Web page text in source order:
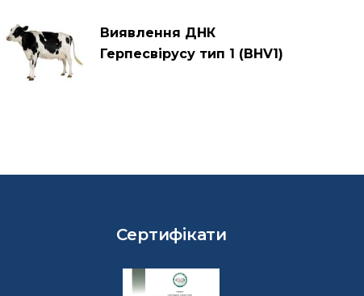
Виявлення ДНК
Герпесвірусу тип 1 (BHV1)
Сертифікати